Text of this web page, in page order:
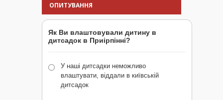
ОПИТУВАННЯ
Як Ви влаштовували дитину в
дитсадок в Приірпінні?
У наші дитсадки неможливо
влаштувати, віддали в київській
дитсадок